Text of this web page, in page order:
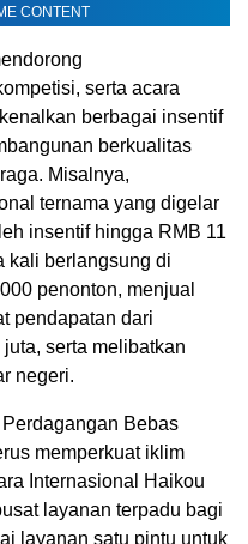
CONTENT
serta acara
berbagai insentif
berkualitas
Misalnya,
ternama yang digelar
insentif hingga RMB 11
kali berlangsung di
penonton, menjual
pendapatan dari
serta melibatkan
negeri.
Bebas
memperkuat iklim
Internasional Haikou
layanan terpadu bagi
layanan satu pintu untuk